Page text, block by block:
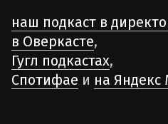
наш подкаст в
в Оверкасте,
Гугл подкастах,
Спотифае и на Яндекс